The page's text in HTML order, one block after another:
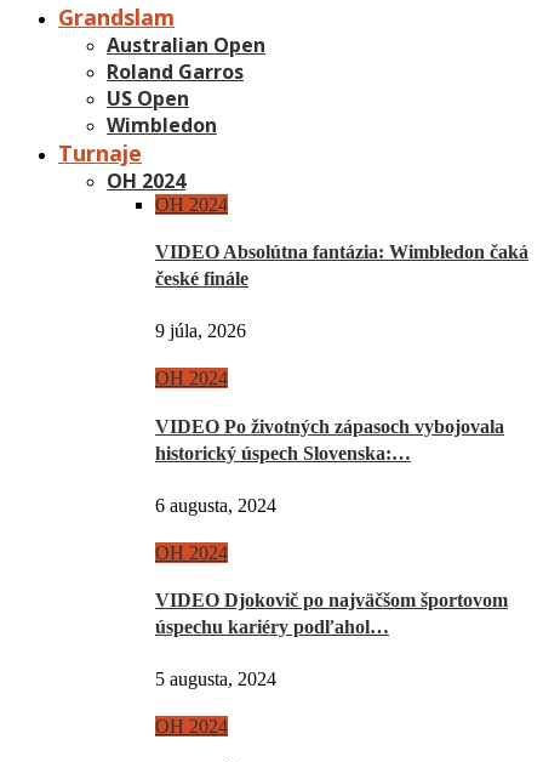
Grandslam
Australian Open
Roland Garros
US Open
Wimbledon
Turnaje
OH 2024
OH 2024
VIDEO Absolútna fantázia: Wimbledon čaká
české finále
9 júla, 2026
OH 2024
VIDEO Po životných zápasoch vybojovala
historický úspech Slovenska:…
6 augusta, 2024
OH 2024
VIDEO Djokovič po najväčšom športovom
úspechu kariéry podľahol…
5 augusta, 2024
OH 2024